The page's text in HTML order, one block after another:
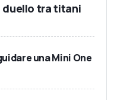
duello tra titani
una Mini One